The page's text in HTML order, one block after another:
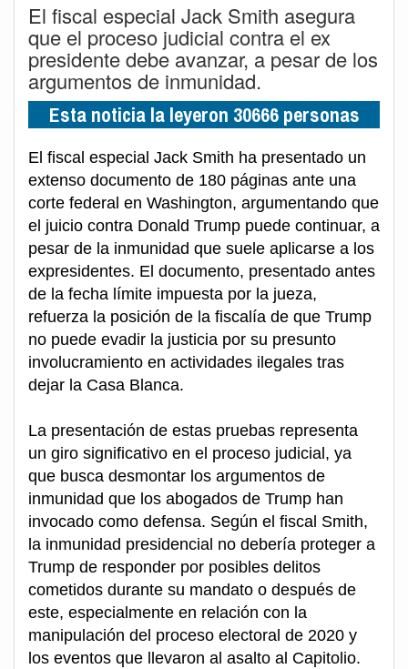
El fiscal especial Jack Smith asegura
que el proceso judicial contra el ex
presidente debe avanzar, a pesar de los
argumentos de inmunidad.
Esta noticia la leyeron 30666 personas
El fiscal especial Jack Smith ha presentado un
extenso documento de 180 páginas ante una
corte federal en Washington, argumentando que
el juicio contra Donald Trump puede continuar, a
pesar de la inmunidad que suele aplicarse a los
expresidentes. El documento, presentado antes
de la fecha límite impuesta por la jueza,
refuerza la posición de la fiscalía de que Trump
no puede evadir la justicia por su presunto
involucramiento en actividades ilegales tras
dejar la Casa Blanca.
La presentación de estas pruebas representa
un giro significativo en el proceso judicial, ya
que busca desmontar los argumentos de
inmunidad que los abogados de Trump han
invocado como defensa. Según el fiscal Smith,
la inmunidad presidencial no debería proteger a
Trump de responder por posibles delitos
cometidos durante su mandato o después de
este, especialmente en relación con la
manipulación del proceso electoral de 2020 y
los eventos que llevaron al asalto al Capitolio.